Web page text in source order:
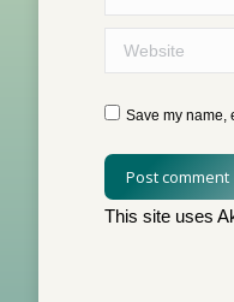
Website
Save my name,
Post comment
This site uses